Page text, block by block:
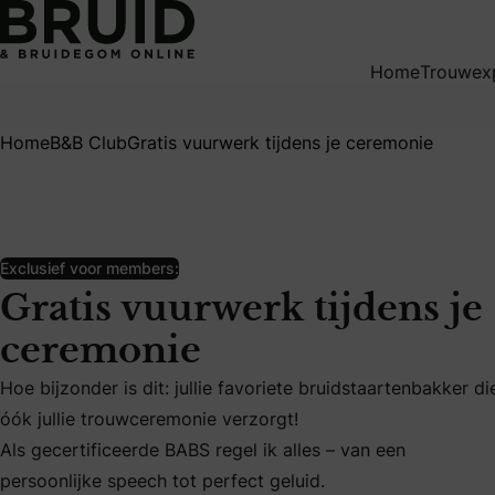
Home
HomeB&B ClubGratis vuurwerk tijdens je ceremonie
Exclusief voor members:
Gratis vuurwerk tijdens je
ceremonie
Hoe bijzonder is dit: jullie favoriete bruidstaartenbakker
Als gecertificeerde BABS regel ik alles – van een
Een unieke combinatie: liefdevol trouwen én direct daarna
Hoe bijzonder is dit: jullie favoriete bruidstaartenbakker
óók jullie trouwceremonie verzorgt!
Als gecertificeerde BABS regel ik alles – van een
persoonlijke speech tot perfect geluid.